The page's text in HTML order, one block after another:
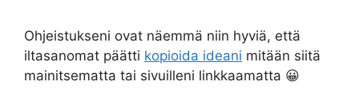
Ohjeistukseni ovat näemmä niin hyviä, että
iltasanomat päätti kopioida ideani mitään siitä
mainitsematta tai sivuilleni linkkaamatta 😀